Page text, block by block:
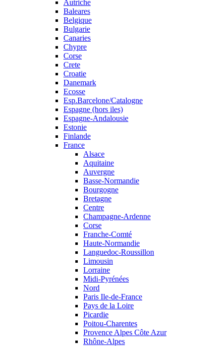
Autriche
Baleares
Belgique
Bulgarie
Canaries
Chypre
Corse
Crete
Croatie
Danemark
Ecosse
Esp.Barcelone/Catalogne
Espagne (hors iles)
Espagne-Andalousie
Estonie
Finlande
France
Alsace
Aquitaine
Auvergne
Basse-Normandie
Bourgogne
Bretagne
Centre
Champagne-Ardenne
Corse
Franche-Comté
Haute-Normandie
Languedoc-Roussillon
Limousin
Lorraine
Midi-Pyrénées
Nord
Paris Ile-de-France
Pays de la Loire
Picardie
Poitou-Charentes
Provence Alpes Côte Azur
Rhône-Alpes